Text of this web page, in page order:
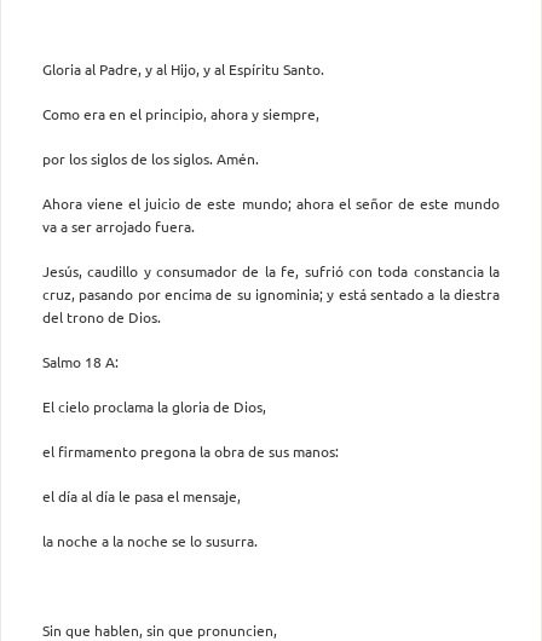
Gloria al Padre, y al Hijo, y al Espíritu Santo.
Como era en el principio, ahora y siempre,
por los siglos de los siglos. Amén.
Ahora viene el juicio de este mundo; ahora el señor de este mundo
va a ser arrojado fuera.
Jesús, caudillo y consumador de la fe, sufrió con toda constancia la
cruz, pasando por encima de su ignominia; y está sentado a la diestra
del trono de Dios.
Salmo 18 A:
El cielo proclama la gloria de Dios,
el firmamento pregona la obra de sus manos:
el día al día le pasa el mensaje,
la noche a la noche se lo susurra.
Sin que hablen, sin que pronuncien,